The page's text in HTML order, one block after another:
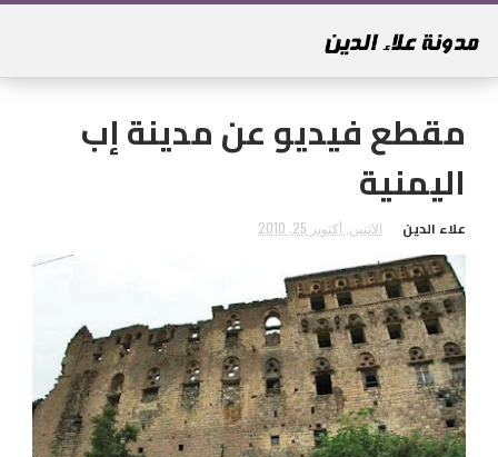
مقطع فيديو عن مدينة إب
اليمنية
علاء الدين الاثنين, أكتوبر 25, 2010